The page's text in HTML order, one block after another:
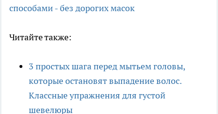
способами - без дорогих масок
Читайте также:
3 простых шага перед мытьем головы,
которые остановят выпадение волос.
Классные упражнения для густой
шевелюры